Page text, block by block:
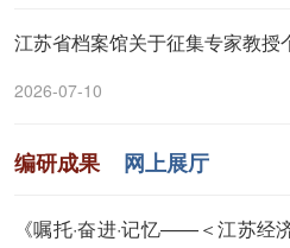
江苏省档案馆关于征集专家教
2026-07-10
编研成果 网上展厅
《嘱托·奋进·记忆——＜江苏经